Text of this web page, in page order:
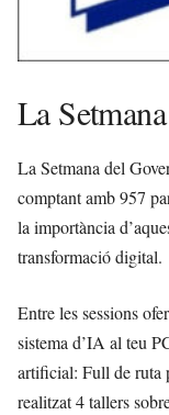
La
La Setmana del
comptant amb 957
la importància
transformació digital.
Entre les sessions
sistema d’IA al teu
artificial: Full de ruta
realitzat 4 tallers